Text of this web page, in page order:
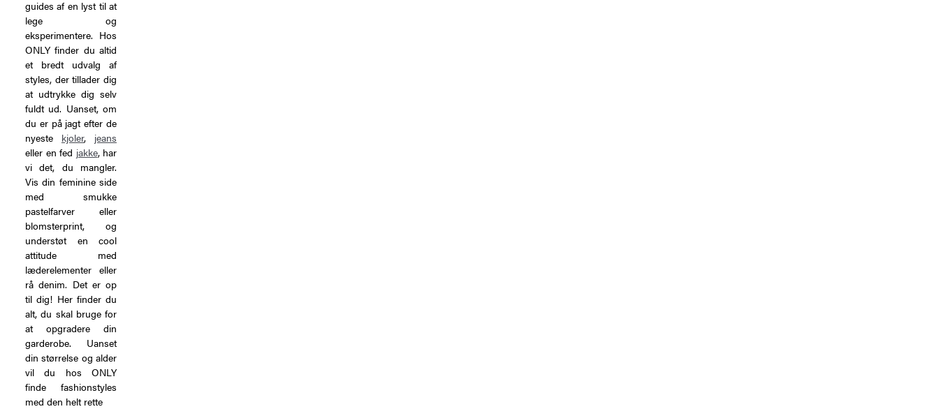
guides af en lyst til at
lege og
eksperimentere. Hos
ONLY finder du altid
et bredt udvalg af
styles, der tillader dig
at udtrykke dig selv
fuldt ud. Uanset, om
du er på jagt efter de
nyeste kjoler, jeans
eller en fed jakke, har
vi det, du mangler.
Vis din feminine side
med smukke
pastelfarver eller
blomsterprint, og
understøt en cool
attitude med
læderelementer eller
rå denim. Det er op
til dig! Her finder du
alt, du skal bruge for
at opgradere din
garderobe. Uanset
din størrelse og alder
vil du hos ONLY
finde fashionstyles
med den helt rette